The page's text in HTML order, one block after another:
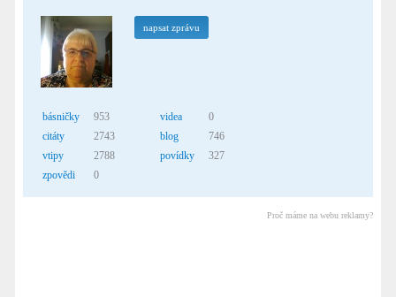
napsat zprávu
básničky
953
citáty
2743
vtipy
2788
zpovědi
0
videa
0
blog
746
povídky
327
Proč máme na webu reklamy?